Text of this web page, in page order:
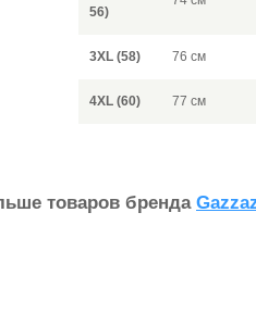
56)
3XL (58) 76 см
4XL (60) 77 см
товаров бренда